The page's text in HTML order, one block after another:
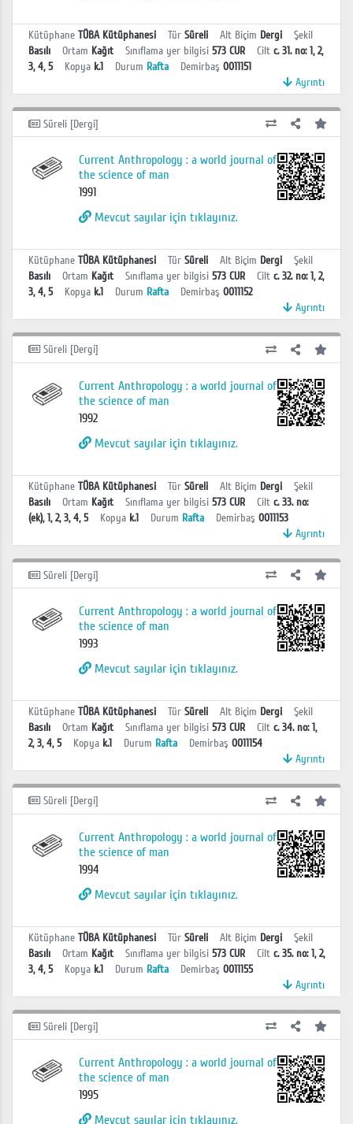
Kütüphane TÜBA Kütüphanesi Tür Süreli Alt Biçim Dergi
Şekil
Basılı
Ortam Kağıt Sınıflama yer bilgisi 573 CUR Cilt c. 31. no: 1, 2,
3, 4, 5
Kopya k.1 Durum Rafta Demirbaş 0011151
Ayrıntı
Süreli [Dergi]
Current Anthropology : a world journal of
the science of man
1991
Mevcut sayılar için tıklayınız.
Kütüphane TÜBA Kütüphanesi Tür Süreli Alt Biçim Dergi
Şekil
Basılı
Ortam Kağıt Sınıflama yer bilgisi 573 CUR Cilt c. 32. no: 1, 2,
3, 4, 5
Kopya k.1 Durum Rafta Demirbaş 0011152
Ayrıntı
Süreli [Dergi]
Current Anthropology : a world journal of
the science of man
1992
Mevcut sayılar için tıklayınız.
Kütüphane TÜBA Kütüphanesi Tür Süreli Alt Biçim Dergi
Şekil
Basılı
Ortam Kağıt Sınıflama yer bilgisi 573 CUR Cilt c. 33. no:
(ek), 1, 2, 3, 4, 5
Kopya k.1 Durum Rafta Demirbaş 0011153
Ayrıntı
Süreli [Dergi]
Current Anthropology : a world journal of
the science of man
1993
Mevcut sayılar için tıklayınız.
Kütüphane TÜBA Kütüphanesi Tür Süreli Alt Biçim Dergi
Şekil
Basılı
Ortam Kağıt Sınıflama yer bilgisi 573 CUR Cilt c. 34. no: 1,
2, 3, 4, 5
Kopya k.1 Durum Rafta Demirbaş 0011154
Ayrıntı
Süreli [Dergi]
Current Anthropology : a world journal of
the science of man
1994
Mevcut sayılar için tıklayınız.
Kütüphane TÜBA Kütüphanesi Tür Süreli Alt Biçim Dergi
Şekil
Basılı
Ortam Kağıt Sınıflama yer bilgisi 573 CUR Cilt c. 35. no: 1, 2,
3, 4, 5
Kopya k.1 Durum Rafta Demirbaş 0011155
Ayrıntı
Süreli [Dergi]
Current Anthropology : a world journal of
the science of man
1995
Mevcut sayılar için tıklayınız.